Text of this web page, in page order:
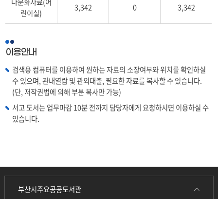
(구
큰
자
도
서
(대
본),
린이실)
3,342 0 3,342
이용안내
검색용 컴퓨터를 이용하여 원하는 자료의 소장여부와 위치를 확인하실
수 있으며, 관내열람 및 관외대출, 필요한 자료를 복사할 수 있습니다.
(단, 저작권법에 의해 부분 복사만 가능)
서고 도서는 업무마감 10분 전까지 담당자에게 요청하시면 이용하실 수
있습니다.
부산시주요공공도서관